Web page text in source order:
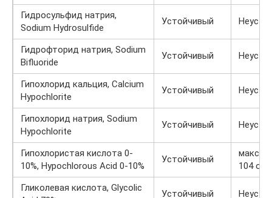
Гидросульфид натрия,
Sodium Hydrosulfide
Устойчивый
Гидрофторид натрия, Sodium
Bifluoride
Устойчивый
Гипохлорид кальция, Calcium
Hypochlorite
Устойчивый
Гипохлорид натрия, Sodium
Hypochlorite
Устойчивый
Гипохлористая кислота 0-
10%, Hypochlorous Acid 0-10%
Устойчивый
макс.
104 oF
Гликолевая кислота, Glycolic
Устойчивый